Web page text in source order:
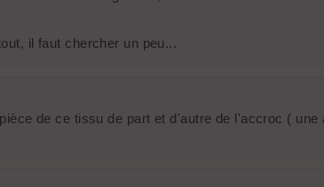
il faut chercher un peu...
de ce tissu de part et d'autre de l'accroc (